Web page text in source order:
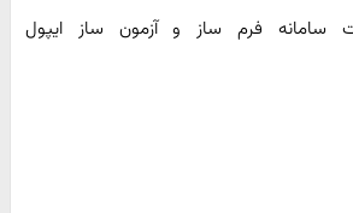
سامانه فرم ساز و آزمون ساز ایپول